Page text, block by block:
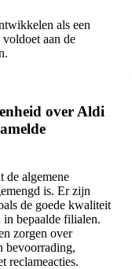
als een
aan de
over Aldi
de algemene
is. Er zijn
de goede kwaliteit
bepaalde filialen.
zorgen over
bevoorrading,
reclameacties.